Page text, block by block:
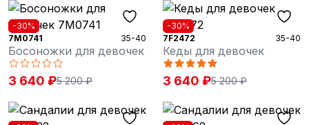
-30%
7M0741
35-40
Босоножки для девочек
3 640 ₽5 200 ₽
-30%
7F2472
35-40
Кеды для девочек
3 640 ₽5 200 ₽